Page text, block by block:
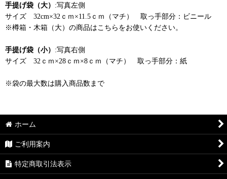
手提げ袋（大） :写真左側
サイズ 32cm×32ｃｍ×11.5ｃｍ（マチ） 取っ手部分：ビニール
※樽箱・木箱（大）の商品はこちらをお使いください。
手提げ袋（小） :写真右側
サイズ 32ｃｍ×28ｃｍ×8ｃｍ（マチ） 取っ手部分：紙
※袋の最大数は購入商品数まで
ホーム
ご利用案内
特定商取引法表示